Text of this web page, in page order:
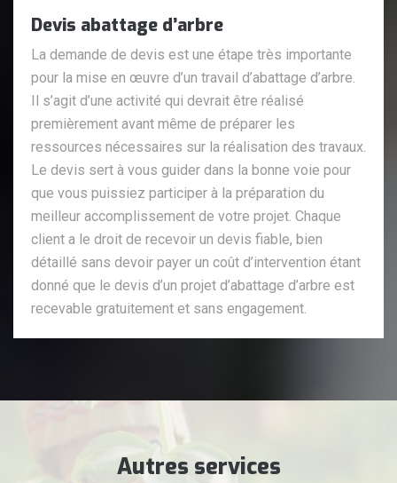
Devis abattage d’arbre
La demande de devis est une étape très importante
pour la mise en œuvre d’un travail d’abattage d’arbre.
Il s’agit d’une activité qui devrait être réalisé
premièrement avant même de préparer les
ressources nécessaires sur la réalisation des travaux.
Le devis sert à vous guider dans la bonne voie pour
que vous puissiez participer à la préparation du
meilleur accomplissement de votre projet. Chaque
client a le droit de recevoir un devis fiable, bien
détaillé sans devoir payer un coût d’intervention étant
donné que le devis d’un projet d’abattage d’arbre est
recevable gratuitement et sans engagement.
Autres services